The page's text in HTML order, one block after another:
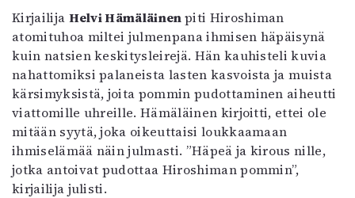
Kirjailija Helvi Hämäläinenpiti Hiroshiman
atomituhoa miltei julmenpana ihmisen häpäisynä
kuin natsien keskitysleirejä. Hän kauhisteli kuvia
nahattomiksi palaneista lasten kasvoista ja muista
kärsimyksistä, joita pommin pudottaminen aiheutti
viattomille uhreille. Hämäläinen kirjoitti, ettei ole
mitään syytä, joka oikeuttaisi loukkaamaan
ihmiselämää näin julmasti. ”Häpeä ja kirous nille,
jotka antoivat pudottaa Hiroshiman pommin”,
kirjailija julisti.